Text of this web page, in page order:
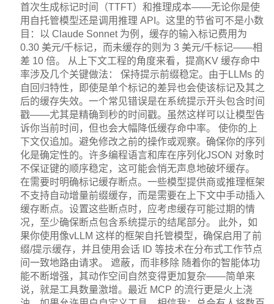
首次生成标记时间（TTFT）和推理成本——无论你是使
用自托管模型还是调用推理 API。这里的节省可不是小数
目：以 Claude Sonnet 为例，缓存的输入标记费用为
0.30 美元/千标记，而未缓存的则为 3 美元/千标记——相
差 10 倍。 从上下文工程的角度来看，提高KV 缓存命中
率涉及几个关键做法： 保持提示前缀稳定。由于LLMs 的
自回归特性，即使是单个标记的差异也会使该标记及其之
后的缓存失效。一个常见错误是在系统提示开头包含时间
戳——尤其是精确到秒的时间戳。虽然这样可以让模型告
诉你当前时间，但也会大幅降低缓存命中率。 使你的上
下文仅追加。避免修改之前的操作或观察。确保你的序列
化是确定性的。许多编程语言和库在序列化JSON 对象时
不保证键的顺序稳定，这可能会悄无声息地破坏缓存。
在需要时明确标记缓存断点。一些模型提供商或推理框架
不支持自动增量前缀缓存，而是需要在上下文中手动插入
缓存断点。设置这些断点时，应考虑缓存可能过期的情
况，至少确保断点包含系统提示的结尾部分。 此外，如
果你使用像vLLM 这样的框架自托管模型，确保启用了前
缀/提示缓存，并且使用会话 ID 等技术在分布式工作节点
间一致地路由请求。 遮蔽，而非移除 随着你的智能体功
能不断增强，其动作空间自然变得更加复杂——简单来
说，就是工具数量激增。最近 MCP 的流行更是火上浇